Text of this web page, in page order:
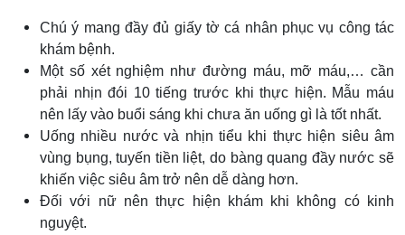
Chú ý mang đầy đủ giấy tờ cá nhân phục vụ công tác
khám bệnh.
Một số xét nghiệm như đường máu, mỡ máu,… cần
phải nhịn đói 10 tiếng trước khi thực hiện. Mẫu máu
nên lấy vào buổi sáng khi chưa ăn uống gì là tốt nhất.
Uống nhiều nước và nhịn tiểu khi thực hiện siêu âm
vùng bụng, tuyến tiền liệt, do bàng quang đầy nước sẽ
khiến việc siêu âm trở nên dễ dàng hơn.
Đối với nữ nên thực hiện khám khi không có kinh
nguyệt.